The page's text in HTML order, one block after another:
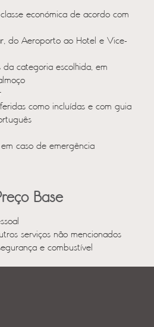
económica de acordo com
do Aeroporto ao Hotel e Vice-
categoria escolhida, em
como incluídas e com guia
caso de emergência
Base
serviços não mencionados
e combustível